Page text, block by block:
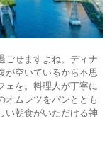
ごせますよね。ディナ
が空いているから不思
ェを。料理人が丁寧に
オムレツをパンととも
い朝食がいただける神